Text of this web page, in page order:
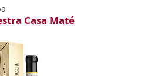
Casa Maté